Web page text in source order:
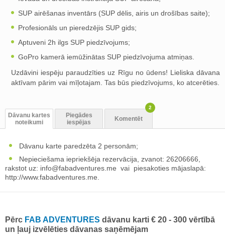
SUP airēšanas inventārs (SUP dēlis, airis un drošības saite);
Profesionāls un pieredzējis SUP gids;
Aptuveni 2h ilgs SUP piedzīvojums;
GoPro kamerā iemūžinātas SUP piedzīvojuma atmiņas.
Uzdāvini iespēju paraudzīties uz Rīgu no ūdens! Lieliska dāvana
aktīvam pārim vai mīļotajam. Tas būs piedzīvojums, ko atcerēties.
Dāvanu kartes
noteikumi
Piegādes
iespējas
Komentēt
2
Dāvanu karte paredzēta 2 personām;
Nepieciešama iepriekšēja rezervācija, zvanot: 26206666,
rakstot uz: info@fabadventures.me vai piesakoties mājaslapā:
http://www.fabadventures.me.
Pērc FAB ADVENTURES dāvanu karti € 20 - 300 vērtībā
un ļauj izvēlēties dāvanas saņēmējam